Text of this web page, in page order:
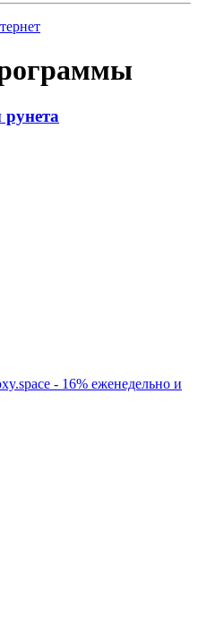
- 16% еженедельно и